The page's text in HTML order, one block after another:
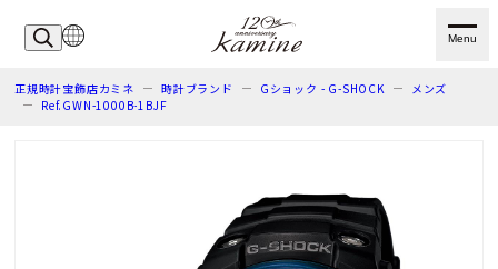
Menu
正規時計宝飾店カミネ 時計ブランド Gショック - G-SHOCK
メンズ
Ref.GWN-1000B-1BJF